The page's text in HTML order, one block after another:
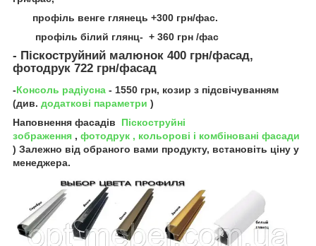
профіль венге глянець +300 грн/фас.
профіль білий глянц- + 360 грн /фас
- Піcкоструйний малюнок 400 грн/фасад,
фотодрук 722 грн/фасад
-Консоль радіусна - 1550 грн, козир з підсвічуванням
(див. додаткові параметри )
Наповнення фасадів Піскоструйні
зображення , фотодрук , кольорові і комбіновані фасади
) Залежно від обраного вами продукту, встановіть ціну у
менеджера.